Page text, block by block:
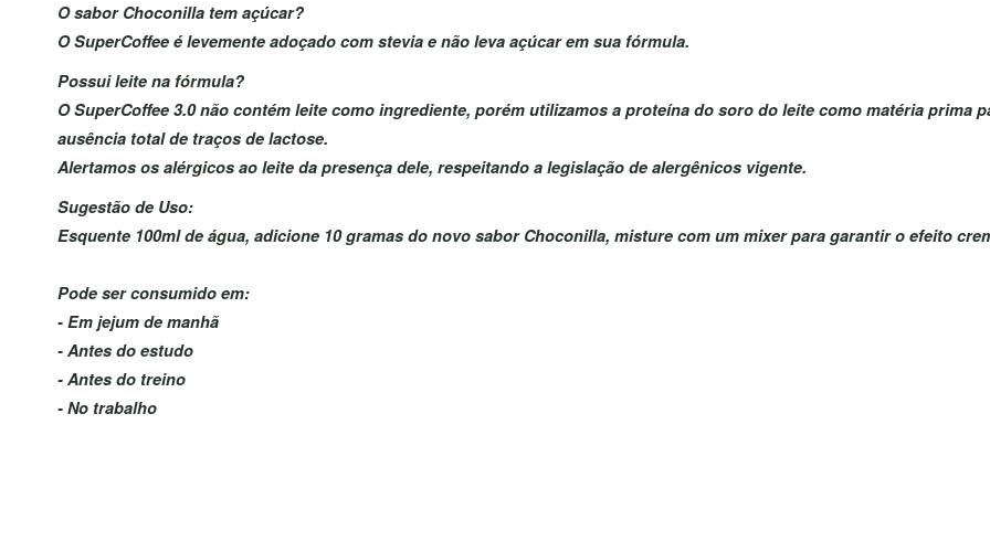
O sabor Choconilla tem açúcar?
O SuperCoffee é levemente adoçado com stevia e não leva açúcar em sua fórmula.
Possui leite na fórmula?
O SuperCoffee 3.0 não contém leite como ingrediente, porém utilizamos a proteína do soro do leite como matéria prima
ausência total de traços de lactose.
Alertamos os alérgicos ao leite da presença dele, respeitando a legislação de alergênicos vigente.
Sugestão de Uso:
Esquente 100ml de água, adicione 10 gramas do novo sabor Choconilla, misture com um mixer para garantir o efeito
Pode ser consumido em:
- Em jejum de manhã
- Antes do estudo
- Antes do treino
- No trabalho